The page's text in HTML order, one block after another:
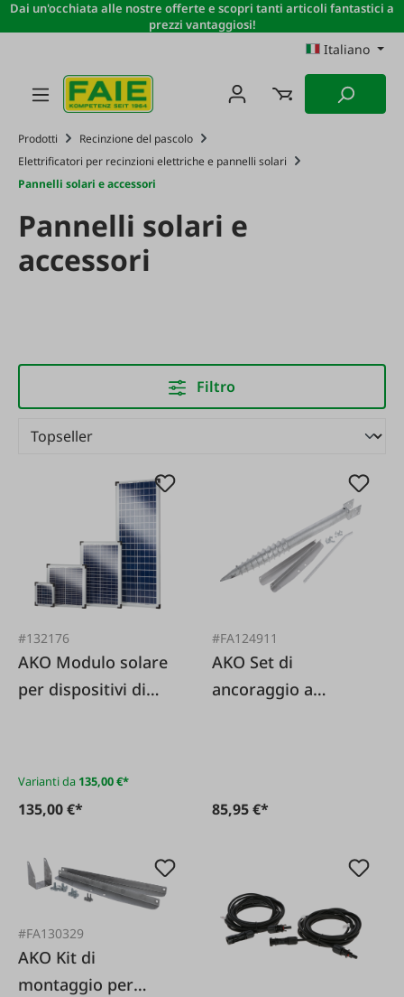
Passa al contenuto principale
Dai un'occhiata alle nostre offerte e scopri tanti articoli fantastici a
prezzi vantaggiosi!
Italiano
Prodotti
Recinzione del pascolo
Elettrificatori per recinzioni elettriche e pannelli solari
Pannelli solari e accessori
Pannelli solari e
accessori
Filtro
#132176
AKO Modulo solare
per dispositivi di
Varianti da 135,00 €*
135,00 €*
#FA124911
AKO Set di
ancoraggio a
85,95 €*
#FA130329
AKO Kit di
montaggio per